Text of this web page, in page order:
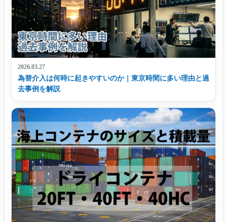
2026.03.27
為替介入は何時に起きやすいのか｜東京時間に多い理由と過
去事例を解説